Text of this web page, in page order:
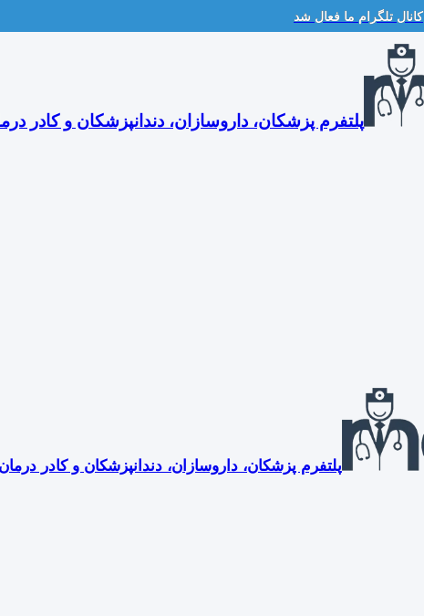
کانال تلگرام ما فعال شد
پلتفرم پزشکان، داروسازان، دندانپزشکان و کادر
پلتفرم پزشکان، داروسازان، دندانپزشکان و کادر